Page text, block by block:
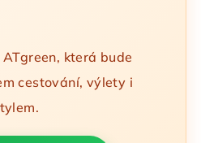
která bude
cestování, výlety i